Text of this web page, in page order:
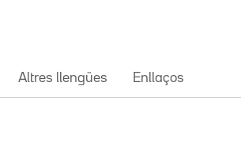
Altres llengües Enllaços